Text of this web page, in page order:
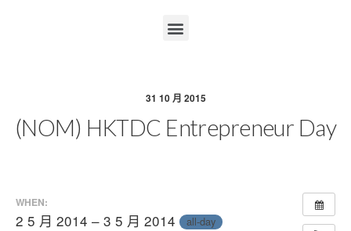
31 10 月 2015
(NOM) HKTDC Entrepreneur Day
WHEN:
2 5 月 2014 – 3 5 月 2014 all-day